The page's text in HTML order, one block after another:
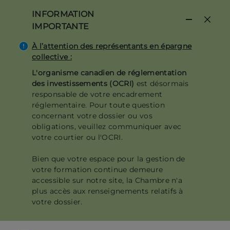
contenu
principal
INFORMATION
IMPORTANTE
À l’attention des représentants en épargne
collective :
L'organisme canadien de réglementation
des investissements (OCRI) est désormais
responsable de votre encadrement
réglementaire. Pour toute question
concernant votre dossier ou vos
obligations, veuillez communiquer avec
votre courtier ou l'OCRI.
Bien que votre espace pour la gestion de
votre formation continue demeure
accessible sur notre site, la Chambre n'a
plus accès aux renseignements relatifs à
votre dossier.